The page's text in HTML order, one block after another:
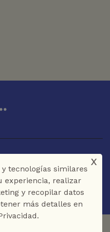
DE INDIAS - COLOMBIA
Café Contáctenos
tecnologías similares
experiencia, realizar
y recopilar datos
más detalles en
x